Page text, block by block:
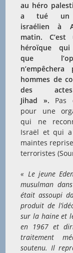
au héro
a tué un
israélien à
matin.
héroïque
que
hommes de
des
Jihad ». Pas
pour une
qui ne
Israël et qui
maintes
terroristes
« Le jeune
musulman
était assoupi
produit de
sur la haine et
en 1967 et
traitement
soutenu. Il